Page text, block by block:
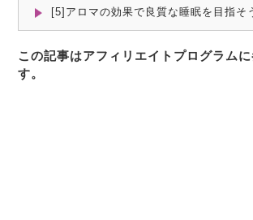
[5]アロマの効果で良質な睡眠を目指そ
この記事はアフィリエイトプログラム
す。